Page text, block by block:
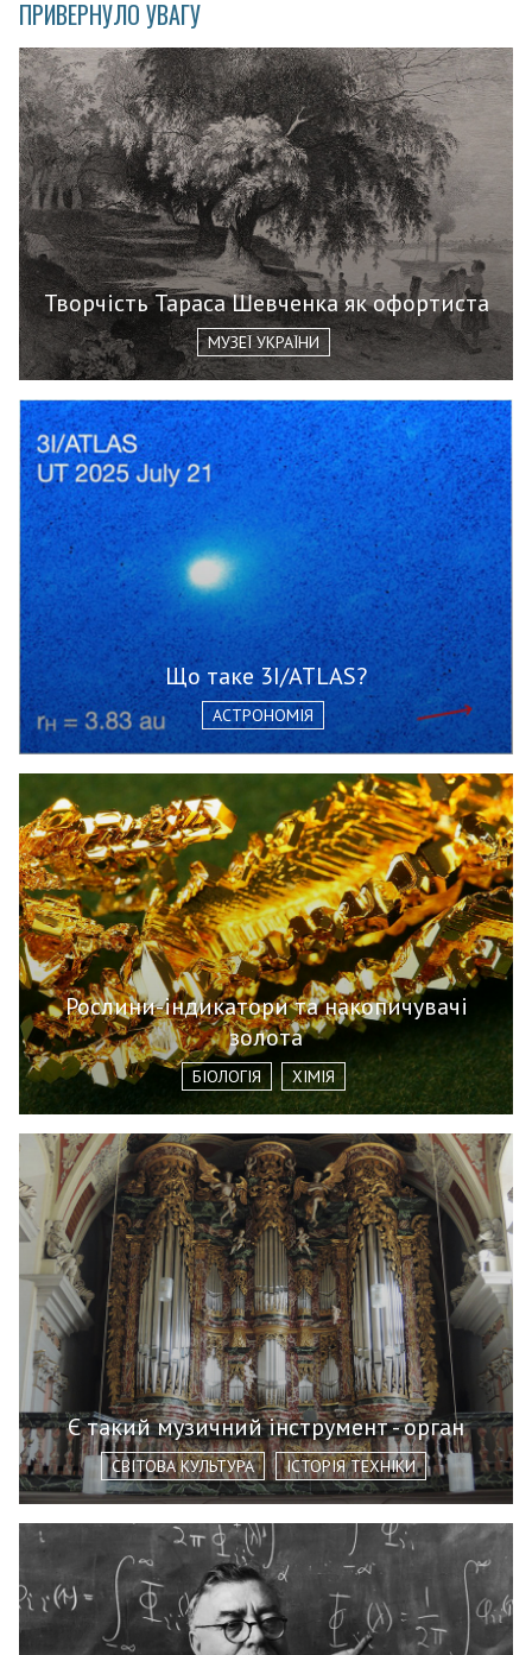
ПРИВЕРНУЛО УВАГУ
Творчість Тараса Шевченка як офортиста
МУЗЕЇ УКРАЇНИ
Що таке 3I/ATLAS?
АСТРОНОМІЯ
Рослини-індикатори та накопичувачі
золота
БІОЛОГІЯ ХІМІЯ
Є такий музичний інструмент - орган
СВІТОВА КУЛЬТУРА ІСТОРІЯ ТЕХНІКИ